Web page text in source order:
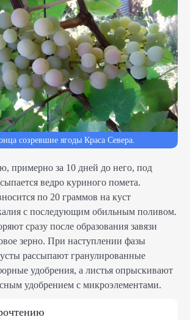
созревшие ягоды Краса Севера.
примерно за 10 дней до него, под
ведро куриного помета.
по 20 граммов на куст
с последующим обильным поливом.
сразу после образования завязи
зерно. При наступлении фазы
рассыпают гранулированные
удобрения, а листья опрыскивают
удобрением с микроэлементами.